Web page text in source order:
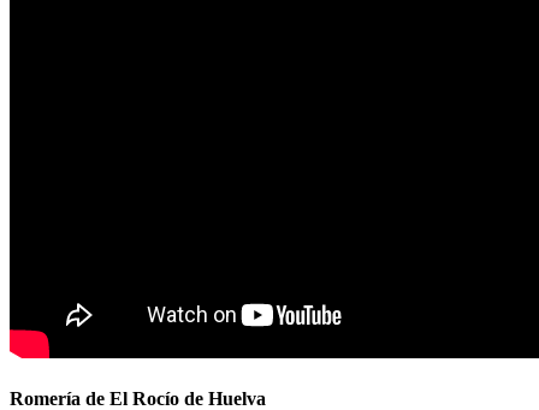
Romería de El Rocío de Huelva